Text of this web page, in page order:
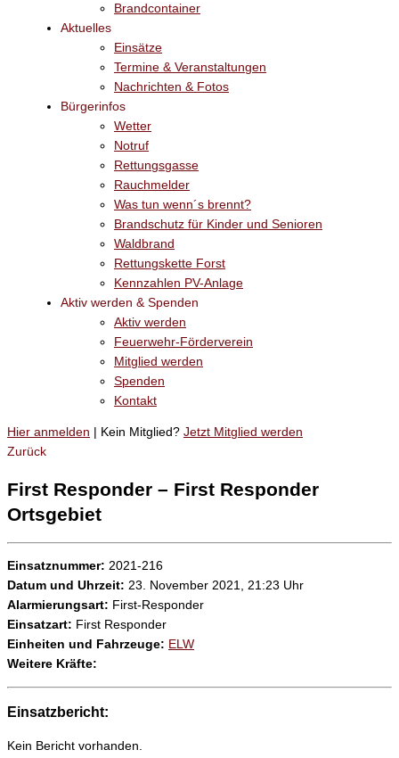
Brandcontainer
Aktuelles
Einsätze
Termine & Veranstaltungen
Nachrichten & Fotos
Bürgerinfos
Wetter
Notruf
Rettungsgasse
Rauchmelder
Was tun wenn´s brennt?
Brandschutz für Kinder und Senioren
Waldbrand
Rettungskette Forst
Kennzahlen PV-Anlage
Aktiv werden & Spenden
Aktiv werden
Feuerwehr-Förderverein
Mitglied werden
Spenden
Kontakt
Hier anmelden | Kein Mitglied? Jetzt Mitglied werden
Zurück
First Responder – First Responder
Ortsgebiet
Einsatznummer: 2021-216
Datum und Uhrzeit: 23. November 2021, 21:23 Uhr
Alarmierungsart: First-Responder
Einsatzart: First Responder
Einheiten und Fahrzeuge: ELW
Weitere Kräfte:
Einsatzbericht:
Kein Bericht vorhanden.